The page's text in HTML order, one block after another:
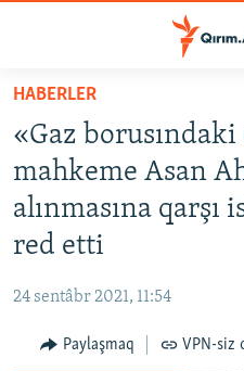
Esas
qaytmaq
Baş
navigatsiyağa
qaytmaq
Qıdıruvğa
HABERLER
SİYASET
İQTİSADİYAT
CEMİYET
İNSAN AQLARI
VİDEO
HABERLER
«Gaz borusındaki
mahkeme Asan
alınmasına
red etti
24 sentâbr 2021, 11:54
Paylaşmaq VPN-siz